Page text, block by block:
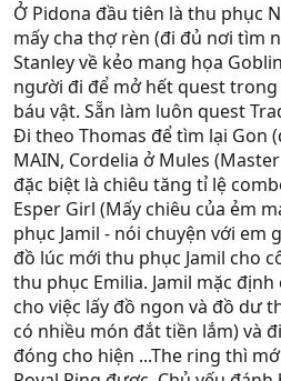
Ở Pidona đầu tiên là thu phục
mấy cha thợ rèn (đi đủ nơi tìm
Stanley về kẻo mang họa
người đi để mở hết quest
báu vật. Sẵn làm luôn quest
Đi theo Thomas để tìm lại Gon
MAIN, Cordelia ở Mules
đặc biệt là chiêu tăng tỉ lệ
Esper Girl (Mấy chiêu của ẻm
phục Jamil - nói chuyện với em
đồ lúc mới thu phục Jamil cho
thu phục Emilia. Jamil mặc
cho việc lấy đồ ngon và đồ dư
có nhiều món đắt tiền lắm) và
đóng cho hiện ...The ring thì